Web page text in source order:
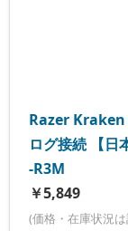
Razer Kraken
ログ接続 【日
-R3M
￥5,849
(価格・在庫状況